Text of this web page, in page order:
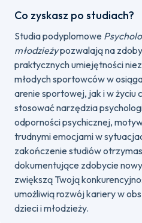
Co zyskasz po studiach?
Studia podyplomowe
młodzieżypozwalają na
praktycznych umiejętności
młodych sportowców w
arenie sportowej, jak i w życiu
stosować narzędzia
odporności psychicznej,
trudnymi emocjami w
zakończenie studiów
dokumentujące zdobycie
zwiększą Twoją
umożliwią rozwój kariery w
dzieci i młodzieży.